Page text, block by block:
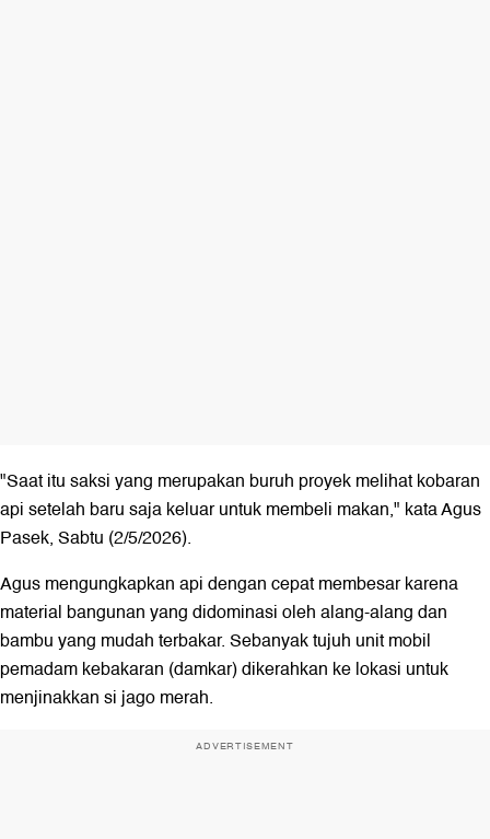
"Saat itu saksi yang merupakan buruh proyek melihat kobaran
api setelah baru saja keluar untuk membeli makan," kata Agus
Pasek, Sabtu (2/5/2026).
Agus mengungkapkan api dengan cepat membesar karena
material bangunan yang didominasi oleh alang-alang dan
bambu yang mudah terbakar. Sebanyak tujuh unit mobil
pemadam kebakaran (damkar) dikerahkan ke lokasi untuk
menjinakkan si jago merah.
ADVERTISEMENT